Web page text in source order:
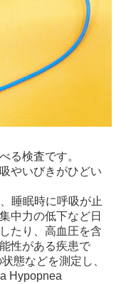
る検査です。
やいびきがひどい
睡眠時に呼吸が止
中力の低下など日
たり、高血圧を含
性がある疾患で
態などを測定し、
Hypopnea